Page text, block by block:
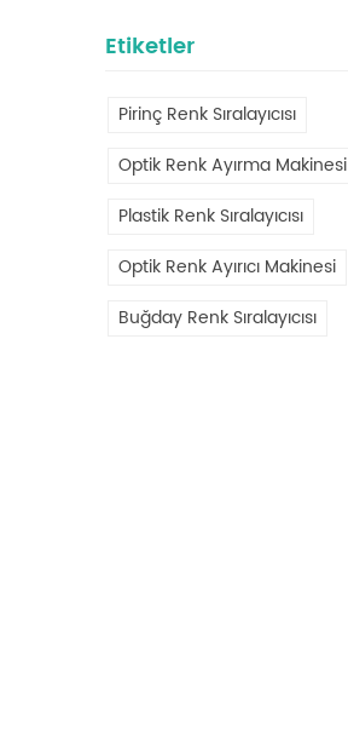
Etiketler
Pirinç Renk Sıralayıcısı
Optik Renk Ayırma Makinesi
Plastik Renk Sıralayıcısı
Optik Renk Ayırıcı Makinesi
Buğday Renk Sıralayıcısı